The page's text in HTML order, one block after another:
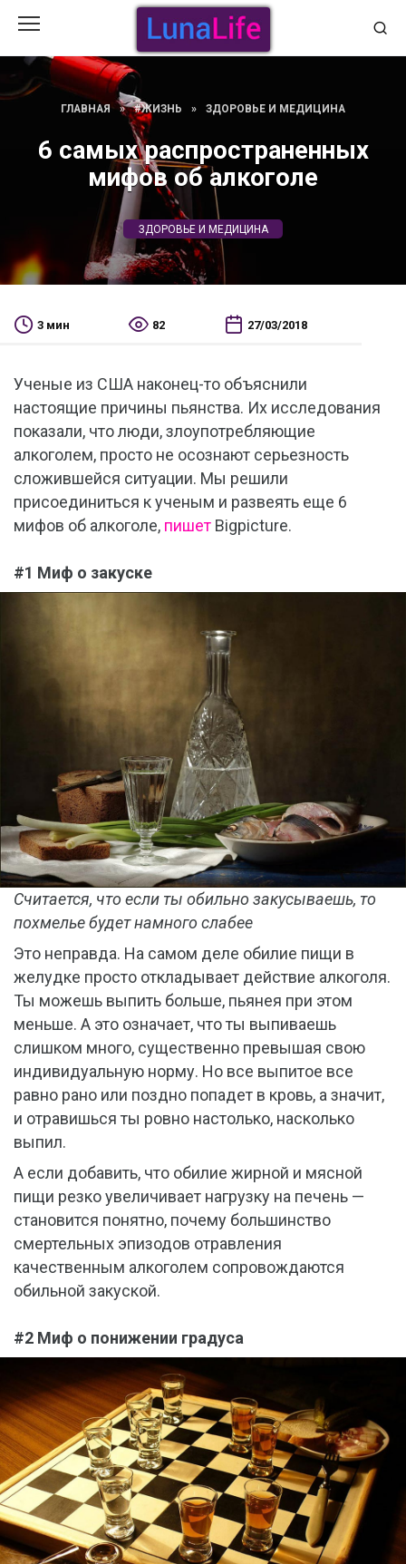
содержанию
ГЛАВНАЯ » #ЖИЗНЬ » ЗДОРОВЬЕ И МЕДИЦИНА
6 самых распространенных
мифов об алкоголе
ЗДОРОВЬЕ И МЕДИЦИНА
3 мин 82 27/03/2018
Ученые из США наконец-то объяснили
настоящие причины пьянства. Их исследования
показали, что люди, злоупотребляющие
алкоголем, просто не осознают серьезность
сложившейся ситуации. Мы решили
присоединиться к ученым и развеять еще 6
мифов об алкоголе, пишет Bigpicture.
#1 Миф о закуске
Считается, что если ты обильно закусываешь, то
похмелье будет намного слабее
Это неправда. На самом деле обилие пищи в
желудке просто откладывает действие алкоголя.
Ты можешь выпить больше, пьянея при этом
меньше. А это означает, что ты выпиваешь
слишком много, существенно превышая свою
индивидуальную норму. Но все выпитое все
равно рано или поздно попадет в кровь, а значит,
и отравишься ты ровно настолько, насколько
выпил.
А если добавить, что обилие жирной и мясной
пищи резко увеличивает нагрузку на печень —
становится понятно, почему большинство
смертельных эпизодов отравления
качественным алкоголем сопровождаются
обильной закуской.
#2 Миф о понижении градуса